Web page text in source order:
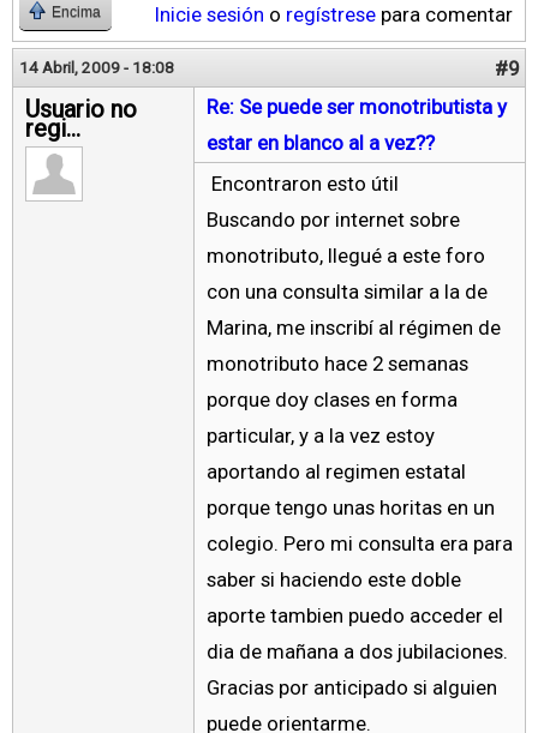
Encima Inicie sesión o regístrese para comentar
14 Abril, 2009 - 18:08 #9
Usuario no
regi...
Re: Se puede ser monotributista y
estar en blanco al a vez??
Encontraron esto útil
Buscando por internet sobre
monotributo, llegué a este foro
con una consulta similar a la de
Marina, me inscribí al régimen de
monotributo hace 2 semanas
porque doy clases en forma
particular, y a la vez estoy
aportando al regimen estatal
porque tengo unas horitas en un
colegio. Pero mi consulta era para
saber si haciendo este doble
aporte tambien puedo acceder el
dia de mañana a dos jubilaciones.
Gracias por anticipado si alguien
puede orientarme.